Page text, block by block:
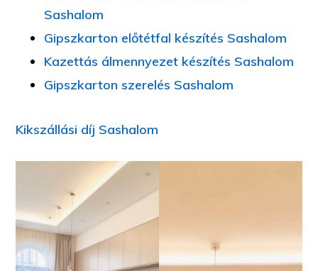
Sashalom
Gipszkarton előtétfal készítés Sashalom
Kazettás álmennyezet készítés Sashalom
Gipszkarton szerelés Sashalom
Kikszállási díj Sashalom